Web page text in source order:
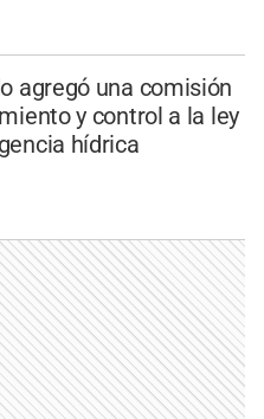
agregó una comisión
y control a la ley
hídrica